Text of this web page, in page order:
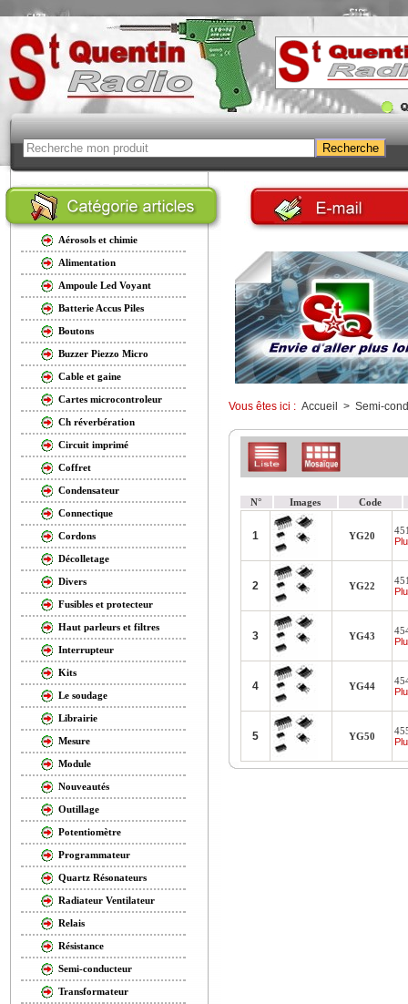
Aérosols et chimie
Alimentation
Ampoule Led Voyant
Batterie Accus Piles
Boutons
Buzzer Piezzo Micro
Cable et gaine
Cartes microcontroleur
Ch réverbération
Circuit imprimé
Coffret
Condensateur
Connectique
Cordons
Décolletage
Divers
Fusibles et protecteur
Haut parleurs et filtres
Interrupteur
Kits
Le soudage
Librairie
Mesure
Module
Nouveautés
Outillage
Potentiomètre
Programmateur
Quartz Résonateurs
Radiateur Ventilateur
Relais
Résistance
Semi-conducteur
Transformateur
Vous êtes ici : Accueil > Semi-
N° Images Code
1 YG20
2 YG22
3 YG43
4 YG44
5 YG50